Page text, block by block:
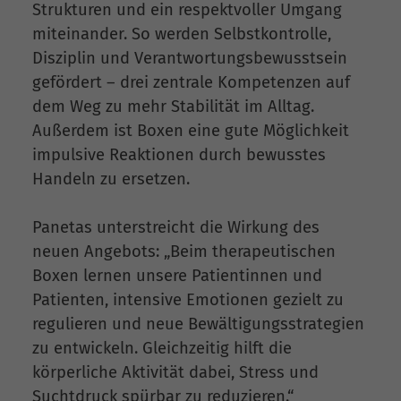
Strukturen und ein respektvoller Umgang
miteinander. So werden Selbstkontrolle,
Disziplin und Verantwortungsbewusstsein
gefördert – drei zentrale Kompetenzen auf
dem Weg zu mehr Stabilität im Alltag.
Außerdem ist Boxen eine gute Möglichkeit
impulsive Reaktionen durch bewusstes
Handeln zu ersetzen.
Panetas unterstreicht die Wirkung des
neuen Angebots: „Beim therapeutischen
Boxen lernen unsere Patientinnen und
Patienten, intensive Emotionen gezielt zu
regulieren und neue Bewältigungsstrategien
zu entwickeln. Gleichzeitig hilft die
körperliche Aktivität dabei, Stress und
Suchtdruck spürbar zu reduzieren.“